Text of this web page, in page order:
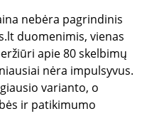
nebėra pagrindinis
duomenimis, vienas
apie 80 skelbimų
nėra impulsyvus.
varianto, o
ir patikimumo